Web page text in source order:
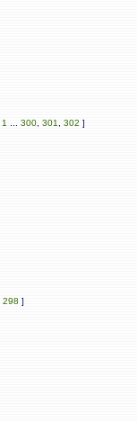
1 300 301 302 ]
298 ]